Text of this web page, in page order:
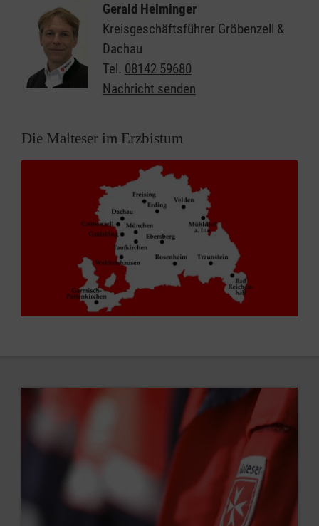
So früh wie möglich
Zum angegebenen Zeitpunkt
frühestens ab dem
PLZ / Ort
Gerald Helminger
Kreisgeschäftsführer Gröbenzell &
Dachau
Tel. 08142 59680
Nachricht senden
Die Malteser im Erzbistum